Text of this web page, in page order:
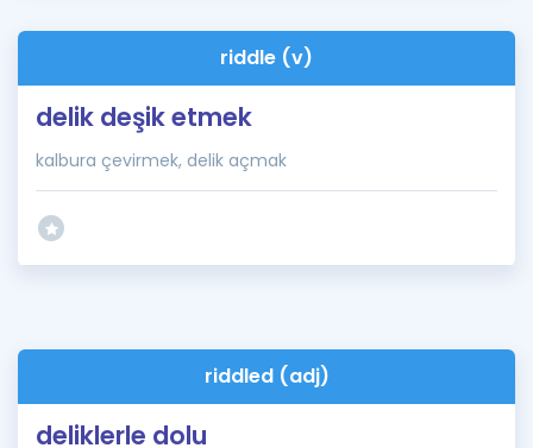
İngilizce Gramer
riddle (v)
delik deşik etmek
kalbura çevirmek, delik açmak
riddled (adj)
deliklerle dolu